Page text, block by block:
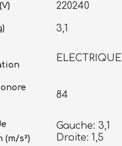
220240
3,1
ELECTRIQUE
84
(m/s²)
Gauche: 3,1
Droite: 1,5